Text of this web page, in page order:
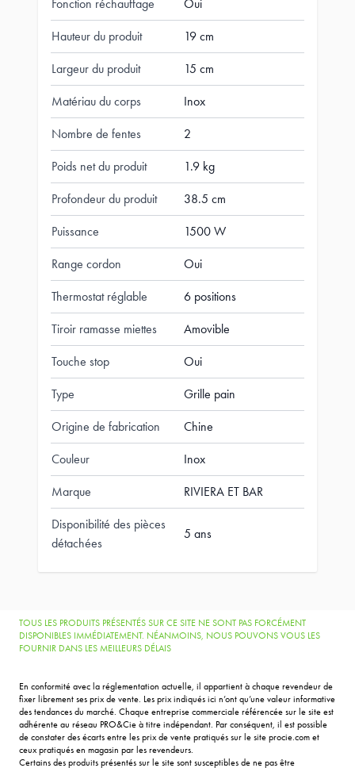
Fonction réchauffage Oui
Hauteur du produit 19 cm
Largeur du produit 15 cm
Matériau du corps Inox
Nombre de fentes 2
Poids net du produit 1.9 kg
Profondeur du produit 38.5 cm
Puissance 1500 W
Range cordon Oui
Thermostat réglable 6 positions
Tiroir ramasse miettes Amovible
Touche stop Oui
Type Grille pain
Origine de fabrication Chine
Couleur Inox
Marque RIVIERA ET BAR
Disponibilité des pièces
détachées
5 ans
TOUS LES PRODUITS PRÉSENTÉS SUR CE SITE NE SONT PAS FORCÉMENT
DISPONIBLES IMMÉDIATEMENT. NÉANMOINS, NOUS POUVONS VOUS LES
FOURNIR DANS LES MEILLEURS DÉLAIS
En conformité avec la réglementation actuelle, il appartient à chaque revendeur de
fixer librement ses prix de vente. Les prix indiqués ici n’ont qu’une valeur informative
des tendances du marché. Chaque entreprise commerciale référencée sur le site est
adhérente au réseau PRO&Cie à titre indépendant. Par conséquent, il est possible
de constater des écarts entre les prix de vente pratiqués sur le site procie.com et
ceux pratiqués en magasin par les revendeurs.
Certains des produits présentés sur le site sont susceptibles de ne pas être